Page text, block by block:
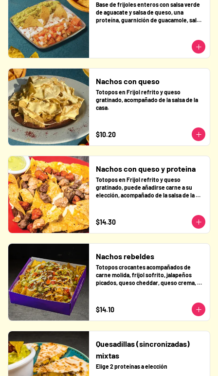
Base de frijoles enteros con salsa verde
de aguacate y salsa de queso, una
proteína, guarnición de guacamole, salsa
Nachos con queso
Totopos en Frijol refrito y queso
gratinado, acompañado de la salsa de la
casa.
$10.20
Nachos con queso y proteina
Totopos en Frijol refrito y queso
gratinado, puede añadirse carne a su
elección, acompañado de la salsa de la
$14.30
Nachos rebeldes
Totopos crocantes acompañados de
carne molida, frijol sofrito, jalapeños
picados, queso cheddar, queso crema,
$14.10
Quesadillas (sincronizadas)
mixtas
Elige 2 proteínas a elección